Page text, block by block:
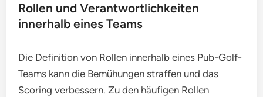
Rollen und Verantwortlichkeiten
innerhalb eines Teams
Die Definition von Rollen innerhalb eines Pub-Golf-
Teams kann die Bemühungen straffen und das
Scoring verbessern. Zu den häufigen Rollen